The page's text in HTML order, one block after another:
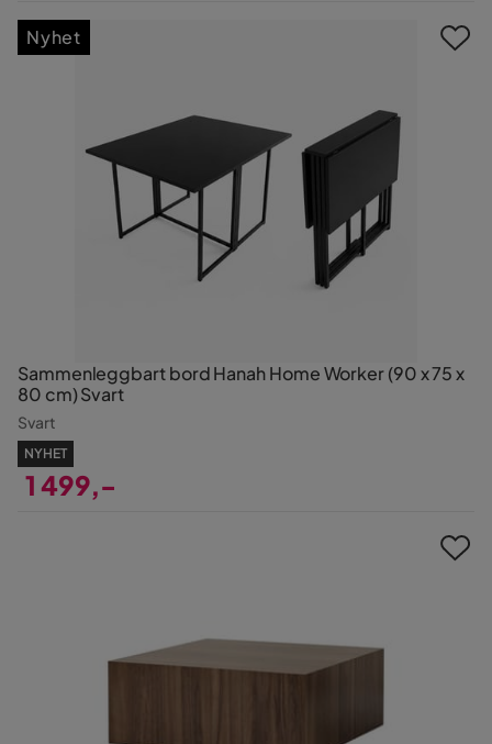
Sammenleggbart bord Hanah Home Worker (90 x 75 x
80 cm) Svart
Svart
NYHET
1 499,-
Nyhet